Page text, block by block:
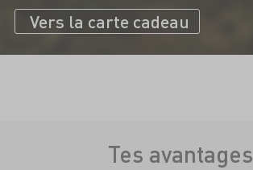
Vers la carte cadeau
Tes avantages